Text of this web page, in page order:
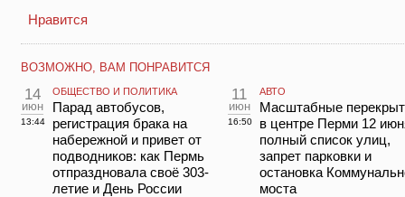
Нравится
ВОЗМОЖНО, ВАМ ПОНРАВИТСЯ
14
июн
13:44
ОБЩЕСТВО И ПОЛИТИКА
Парад автобусов,
регистрация брака на
набережной и привет от
подводников: как Пермь
отпраздновала своё 303-
летие и День России
11
июн
16:50
АВТО
Масштабные
в центре Перми 12
полный список улиц,
запрет парковки и
остановка
моста